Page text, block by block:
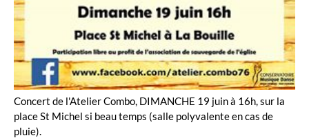
Concert de l'Atelier Combo, DIMANCHE 19 juin à 16h, sur la
place St Michel si beau temps (salle polyvalente en cas de
pluie).